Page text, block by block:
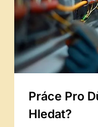
Práce Pro
Hledat?